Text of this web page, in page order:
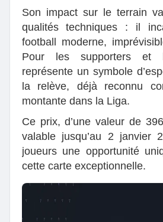
Son impact sur le terrain
qualités techniques : il
football moderne,
Pour les supporters et
représente un symbole
la relève, déjà reconnu
montante dans la Liga.
Ce prix, d’une valeur de
valable jusqu’au 2 janvier
joueurs une opportunité
cette carte exceptionnelle.